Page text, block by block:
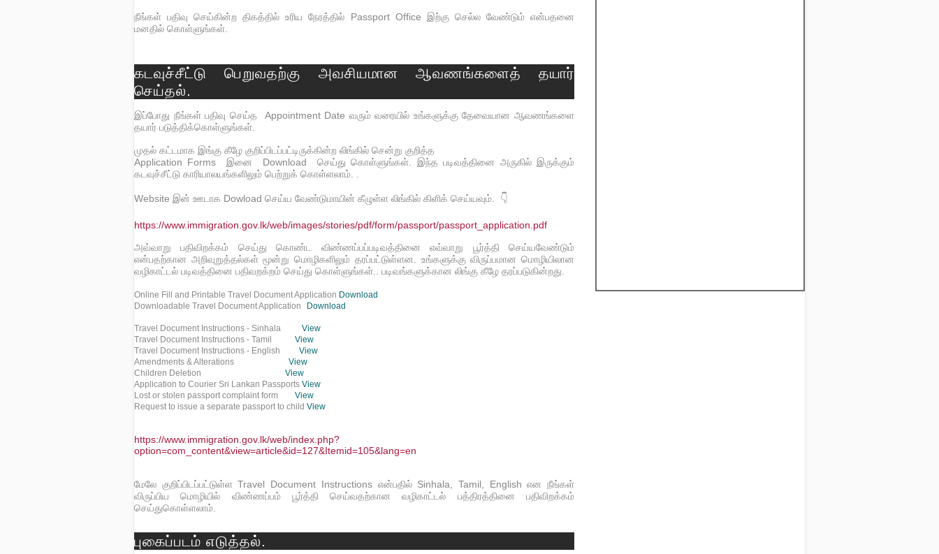
நீங்கள் பதிவு செய்கின்ற திகத்தில் உரிய நேரத்தில் Passport Office இற்கு செல்ல வேண்டும் என்பதனை
மனதில் கொள்ளுங்கள்.
கடவுச்சீட்டு பெறுவதற்கு அவசியமான ஆவணங்களைத் தயார்
செய்தல்.
இப்போது நீங்கள் பதிவு செய்த Appointment Date வரும் வரையில் உங்களுக்கு தேவையான ஆவணங்களை
தயார் படுத்திக்கொள்ளுங்கள்.
முதல் கட்டமாக இங்கு கீழே குறிப்பிடப்பட்டிருக்கின்ற லிங்கில் சென்று குறித்த
Application Forms இனை Download செய்து கொள்ளுங்கள். இந்த படிவத்தினை அருகில் இருக்கும்
கடவுச்சீட்டு காரியாலயங்களிலும் பெற்றுக் கொள்ளலாம். .
Website இன் ஊடாக Dowload செய்ய வேண்டுமாயின் கீழுள்ள லிங்கில் கிளிக் செய்யவும். 👇
https://www.immigration.gov.lk/web/images/stories/pdf/form/passport/passport_application.pdf
அவ்வாறு பதிவிறக்கம் செய்து கொண்ட விண்ணப்பப்படிவத்தினை எவ்வாறு பூர்த்தி செய்யவேண்டும்
என்பதற்கான அறிவுறுத்தல்கள் மூன்று மொழிகளிலும் தரப்பட்டுள்ளன. உங்களுக்கு விருப்பமான மொழியிலான
வழிகாட்டல் படிவத்தினை பதிவறக்றம் செய்து கொள்ளுங்கள்.. படிவங்களுக்கான லிங்கு கீழே தரப்படுகின்றது.
Online Fill and Printable Travel Document Application Download
Downloadable Travel Document Application
Download
Travel Document Instructions - Sinhala
View
Travel Document Instructions - Tamil
View
Travel Document Instructions - English
View
Amendments & Alterations
View
Children Deletion
View
Application to Courier Sri Lankan Passports View
Lost or stolen passport complaint form
View
Request to issue a separate passport to child View
https://www.immigration.gov.lk/web/index.php?
option=com_content&view=article&id=127&Itemid=105&lang=en
மேலே குறிப்பிடப்பட்டுள்ள Travel Document Instructions என்பதில் Sinhala, Tamil, English என நீங்கள்
விருப்பிய மொழியில் விண்ணப்பம் பூர்த்தி செய்வதற்கான வழிகாட்டல் பத்திரத்தினை பதிவிறக்கம்
செய்துகொள்ளலாம்.
புகைப்படம் எடுத்தல்.